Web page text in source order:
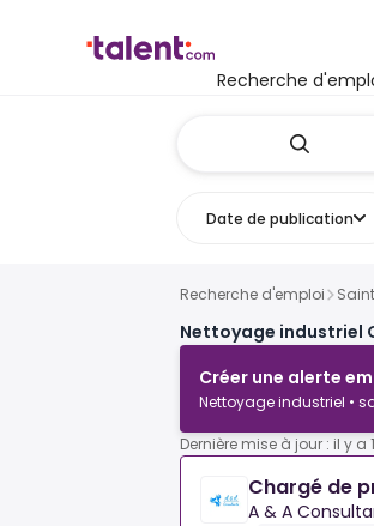
Recherche
Date de publication
Recherche d'emploi
Nettoyage industriel
Créer une alerte
Nettoyage industriel •
Dernière mise à jour : il y a
Chargé de
A & A